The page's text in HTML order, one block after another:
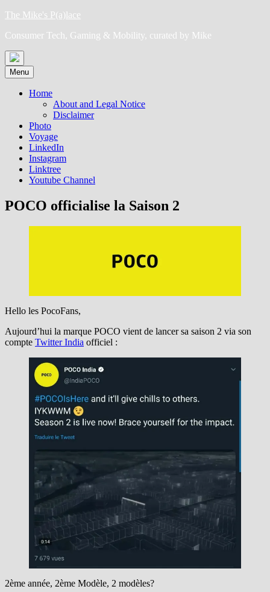
Skip
content
The Mike's P(a)lace
Consumer Tech, Gaming & Mobility, curated by Mike
Menu
Home
About and Legal Notice
Disclaimer
Photo
Voyage
LinkedIn
Instagram
Linktree
Youtube Channel
POCO officialise la Saison 2
Hello les PocoFans,
Aujourd’hui la marque POCO vient de lancer sa saison 2 via son
compte Twitter India officiel :
2ème année, 2ème Modèle, 2 modèles?